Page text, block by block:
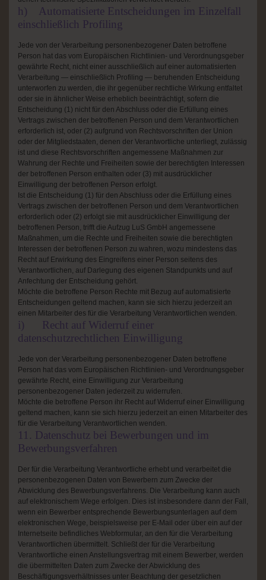
h) Automatisierte Entscheidungen im Einzelfall
einschließlich Profiling
Jede von der Verarbeitung personenbezogener Daten betroffene
Person hat das vom Europäischen Richtlinien- und Verordnungsgeber
gewährte Recht, nicht einer ausschließlich auf einer automatisierten
Verarbeitung — einschließlich Profiling — beruhenden Entscheidung
unterworfen zu werden, die ihr gegenüber rechtliche Wirkung entfaltet
oder sie in ähnlicher Weise erheblich beeinträchtigt, sofern die
Entscheidung (1) nicht für den Abschluss oder die Erfüllung eines
Vertrags zwischen der betroffenen Person und dem Verantwortlichen
erforderlich ist, oder (2) aufgrund von Rechtsvorschriften der Union
oder der Mitgliedstaaten, denen der Verantwortliche unterliegt, zulässig
ist und diese Rechtsvorschriften angemessene Maßnahmen zur
Wahrung der Rechte und Freiheiten sowie der berechtigten Interessen
der betroffenen Person enthalten oder (3) mit ausdrücklicher
Einwilligung der betroffenen Person erfolgt.
Ist die Entscheidung (1) für den Abschluss oder die Erfüllung eines
Vertrags zwischen der betroffenen Person und dem Verantwortlichen
erforderlich oder (2) erfolgt sie mit ausdrücklicher Einwilligung der
betroffenen Person, trifft die Aufzug LuS GmbH angemessene
Maßnahmen, um die Rechte und Freiheiten sowie die berechtigten
Interessen der betroffenen Person zu wahren, wozu mindestens das
Recht auf Erwirkung des Eingreifens einer Person seitens des
Verantwortlichen, auf Darlegung des eigenen Standpunkts und auf
Anfechtung der Entscheidung gehört.
Möchte die betroffene Person Rechte mit Bezug auf automatisierte
Entscheidungen geltend machen, kann sie sich hierzu jederzeit an
einen Mitarbeiter des für die Verarbeitung Verantwortlichen wenden.
i) Recht auf Widerruf einer
datenschutzrechtlichen Einwilligung
Jede von der Verarbeitung personenbezogener Daten betroffene
Person hat das vom Europäischen Richtlinien- und Verordnungsgeber
gewährte Recht, eine Einwilligung zur Verarbeitung
personenbezogener Daten jederzeit zu widerrufen.
Möchte die betroffene Person ihr Recht auf Widerruf einer Einwilligung
geltend machen, kann sie sich hierzu jederzeit an einen Mitarbeiter des
für die Verarbeitung Verantwortlichen wenden.
11. Datenschutz bei Bewerbungen und im
Bewerbungsverfahren
Der für die Verarbeitung Verantwortliche erhebt und verarbeitet die
personenbezogenen Daten von Bewerbern zum Zwecke der
Abwicklung des Bewerbungsverfahrens. Die Verarbeitung kann auch
auf elektronischem Wege erfolgen. Dies ist insbesondere dann der Fall,
wenn ein Bewerber entsprechende Bewerbungsunterlagen auf dem
elektronischen Wege, beispielsweise per E-Mail oder über ein auf der
Internetseite befindliches Webformular, an den für die Verarbeitung
Verantwortlichen übermittelt. Schließt der für die Verarbeitung
Verantwortliche einen Anstellungsvertrag mit einem Bewerber, werden
die übermittelten Daten zum Zwecke der Abwicklung des
Beschäftigungsverhältnisses unter Beachtung der gesetzlichen